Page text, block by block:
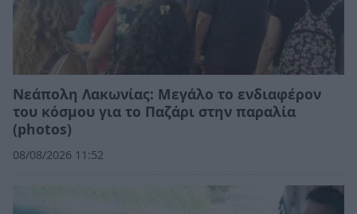
Νεάπολη Λακωνίας: Μεγάλο το ενδιαφέρον
του κόσμου για το Παζάρι στην παραλία
(photos)
08/08/2026 11:52